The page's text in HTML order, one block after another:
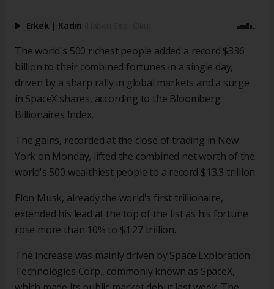
Erkek | Kadın
The world's 500 richest people added a record $336
billion to their combined fortunes in a single day,
driven by a sharp rally in global markets and a surge
in SpaceX shares, according to the Bloomberg
Billionaires Index.
The gains, recorded at the close of trading in New
York on Monday, lifted the combined net worth of the
world's 500 wealthiest people to a record $13.3 trillion.
Elon Musk, already the world's first trillionaire,
extended his lead at the top of the list as his fortune
rose more than 10% to $1.27 trillion.
The increase was mainly driven by Space Exploration
Technologies Corp., commonly known as SpaceX,